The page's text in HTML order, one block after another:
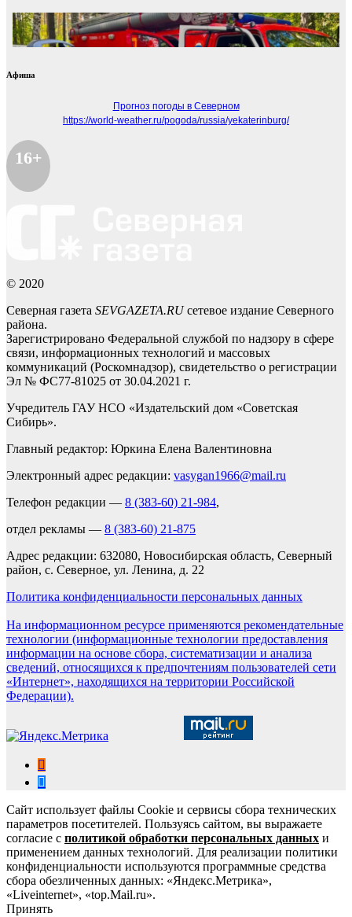
Афиша
Прогноз погоды в Северном
https://world-weather.ru/pogoda/russia/yekaterinburg/
16+
© 2020
Северная газета SEVGAZETA.RUсетевое издание Северного
района.
Зарегистрировано Федеральной службой по надзору в сфере
связи, информационных технологий и массовых
коммуникаций (Роскомнадзор), свидетельство о регистрации
Эл № ФС77-81025 от 30.04.2021 г.
Учредитель ГАУ НСО «Издательский дом «Советская
Сибирь».
Главный редактор: Юркина Елена Валентиновна
Электронный адрес редакции: vasygan1966@mail.ru
Телефон редакции — 8 (383-60) 21-984,
отдел рекламы — 8 (383-60) 21-875
Адрес редакции: 632080, Новосибирская область, Северный
район, с. Северное, ул. Ленина, д. 22
Политика конфиденциальности персональных данных
На информационном ресурсе применяются рекомендательные
технологии (информационные технологии предоставления
информации на основе сбора, систематизации и анализа
сведений, относящихся к предпочтениям пользователей сети
«Интернет», находящихся на территории Российской
Федерации).
Сайт использует файлы Cookie и сервисы сбора технических
параметров посетителей. Пользуясь сайтом, вы выражаете
согласие с политикой обработки персональных данных и
применением данных технологий. Для реализации политики
конфиденциальности используются программные средства
сбора обезличенных данных: «Яндекс.Метрика»,
«Liveinternet», «top.Mail.ru».
Принять